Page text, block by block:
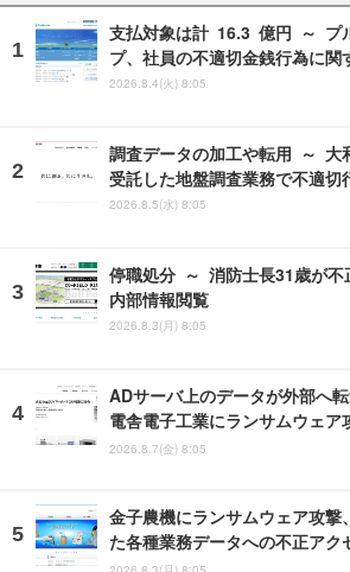
支払対象は計 16.3 億円 ～ プ
プ、社員の不適切金銭行為に関
2026.8.4(火) 8:05
調査データの加工や転用 ～ 大
受託した地盤調査業務で不適切
2026.8.5(水) 8:05
停職処分 ～ 消防士長31歳が不
内部情報閲覧
2026.8.3(月) 8:05
ADサーバ上のデータが外部へ
電舎電子工業にランサムウェア
2026.8.7(金) 8:05
金子農機にランサムウェア攻撃
た各種業務データへの不正アク